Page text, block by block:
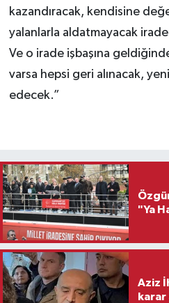
kazandıracak, kendisine
yalanlarla aldatmayacak
Ve o irade işbaşına
varsa hepsi geri alınacak,
edecek.”
"Ya
Aziz
karar